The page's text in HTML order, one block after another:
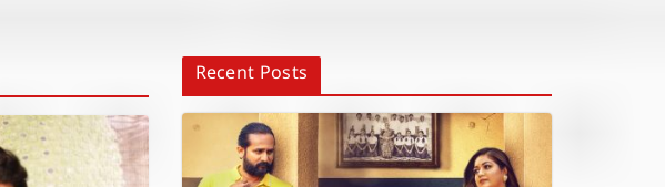
Recent Posts